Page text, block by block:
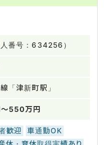
番号：634256）
「津新町駅」
550万円
歓迎
車通勤OK